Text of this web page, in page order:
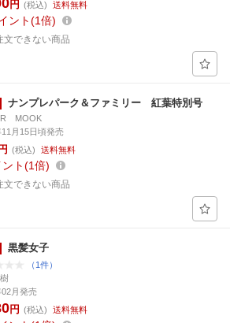
円 (税込) 送料無料
ント 1倍
文できない商品
ナンプレパーク＆ファミリー 紅葉特別号
MOOK
月15日頃発売
円 (税込) 送料無料
ト 1倍
文できない商品
黒髪女子
（1件）
月発売
円 (税込) 送料無料